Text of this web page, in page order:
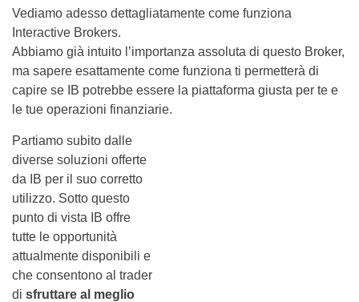
Vediamo adesso dettagliatamente come funziona
Interactive Brokers.
Abbiamo già intuito l’importanza assoluta di questo Broker,
ma sapere esattamente come funziona ti permetterà di
capire se IB potrebbe essere la piattaforma giusta per te e
le tue operazioni finanziarie.
Partiamo subito dalle
diverse soluzioni offerte
da IB per il suo corretto
utilizzo. Sotto questo
punto di vista IB offre
tutte le opportunità
attualmente disponibili e
che consentono al trader
di sfruttare al meglio